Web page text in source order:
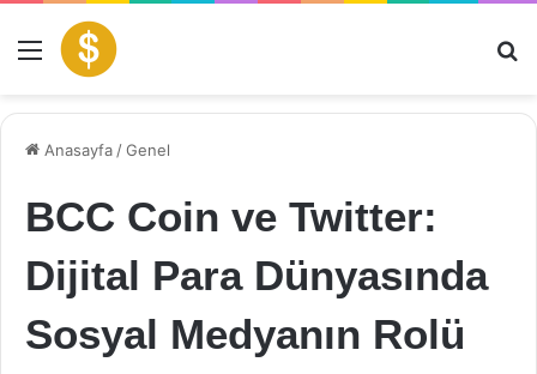
Menü
Anasayfa /Genel
BCC Coin ve Twitter:
Dijital Para Dünyasında
Sosyal Medyanın Rolü